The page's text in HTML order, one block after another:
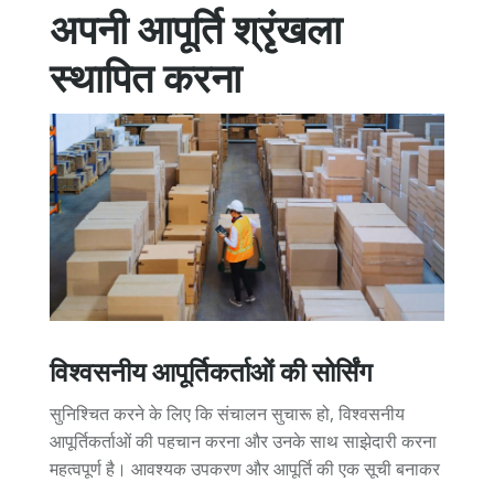
अपनी आपूर्ति श्रृंखला
स्थापित करना
विश्वसनीय आपूर्तिकर्ताओं की सोर्सिंग
सुनिश्चित करने के लिए कि संचालन सुचारू हो, विश्वसनीय
आपूर्तिकर्ताओं की पहचान करना और उनके साथ साझेदारी करना
महत्वपूर्ण है। आवश्यक उपकरण और आपूर्ति की एक सूची बनाकर